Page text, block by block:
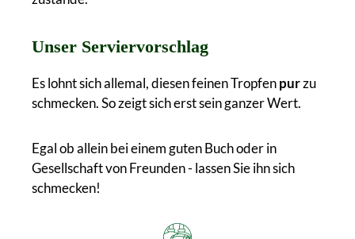
Unser Serviervorschlag
Es lohnt sich allemal, diesen feinen Tropfenpurzu
schmecken. So zeigt sich erst sein ganzer Wert.
Egal ob allein bei einem guten Buch oder in
Gesellschaft von Freunden - lassen Sie ihn sich
schmecken!